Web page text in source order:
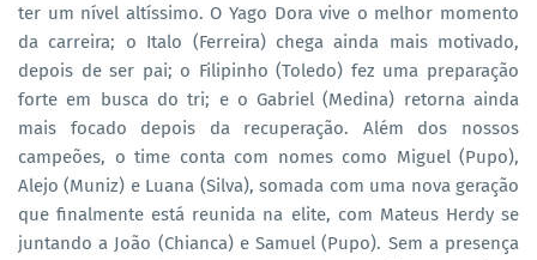
ter um nível altíssimo. O Yago Dora vive o melhor momento
da carreira; o Italo (Ferreira) chega ainda mais motivado,
depois de ser pai; o Filipinho (Toledo) fez uma preparação
forte em busca do tri; e o Gabriel (Medina) retorna ainda
mais focado depois da recuperação. Além dos nossos
campeões, o time conta com nomes como Miguel (Pupo),
Alejo (Muniz) e Luana (Silva), somada com uma nova geração
que finalmente está reunida na elite, com Mateus Herdy se
juntando a João (Chianca) e Samuel (Pupo). Sem a presença